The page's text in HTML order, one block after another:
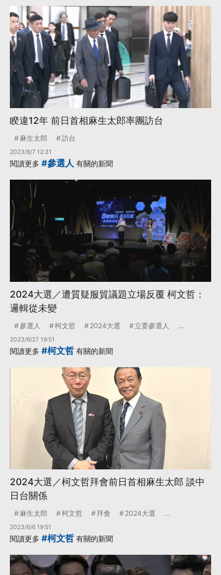
睽違12年 前日首相麻生太郎率團訪台
麻生太郎 訪台
2023/8/7 12:31
閱讀更多 #參選人 有關的新聞
2024大選／遭質疑服貿議題立場反覆 柯文哲：
邏輯從未變
參選人 柯文哲 2024大選 立委參選人 ...
2023/6/27 19:51
閱讀更多 #柯文哲 有關的新聞
2024大選／柯文哲拜會前日首相麻生太郎 談中
日台關係
麻生太郎 柯文哲 拜會 2024大選 ...
2023/6/6 19:51
閱讀更多 #柯文哲 有關的新聞